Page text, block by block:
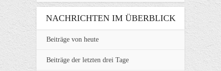
NACHRICHTEN IM ÜBERBLICK
Beiträge von heute
Beiträge der letzten drei Tage